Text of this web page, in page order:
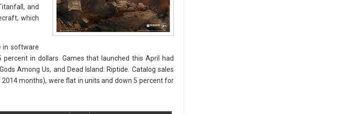
and
which
in software
in dollars. Games that launched this April had
Among Us, and Dead Island: Riptide. Catalog sales
months), were flat in units and down 5 percent for